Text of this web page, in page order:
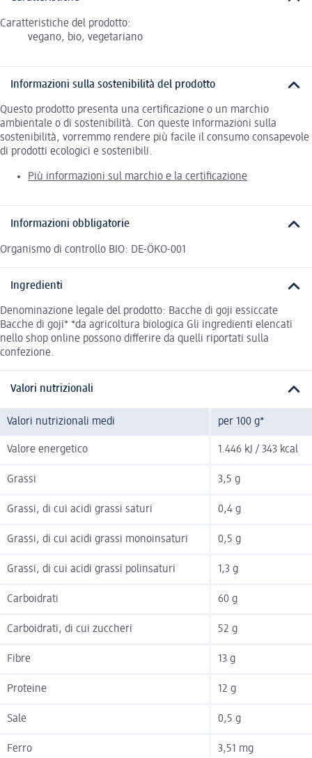
Caratteristiche del prodotto:
vegano, bio, vegetariano
Informazioni sulla sostenibilità del prodotto
Questo prodotto presenta una certificazione o un marchio
ambientale o di sostenibilità. Con queste informazioni sulla
sostenibilità, vorremmo rendere più facile il consumo consapevole
di prodotti ecologici e sostenibili.
Più informazioni sul marchio e la certificazione
Informazioni obbligatorie
Organismo di controllo BIO: DE-ÖKO-001
Ingredienti
Denominazione legale del prodotto: Bacche di goji essiccate
Bacche di goji* *da agricoltura biologica Gli ingredienti elencati
nello shop online possono differire da quelli riportati sulla
confezione.
Valori nutrizionali
Valori nutrizionali medi per 100 g*
Valore energetico 1.446 kJ / 343 kcal
Grassi 3,5 g
Grassi, di cui acidi grassi saturi 0,4 g
Grassi, di cui acidi grassi monoinsaturi 0,5 g
Grassi, di cui acidi grassi polinsaturi 1,3 g
Carboidrati 60 g
Carboidrati, di cui zuccheri 52 g
Fibre 13 g
Proteine 12 g
Sale 0,5 g
Ferro 3,51 mg